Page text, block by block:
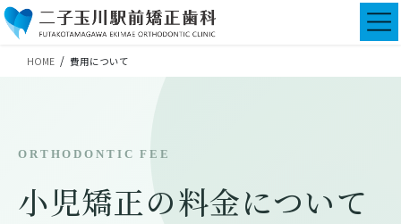
コ
ン
ナ
ビ
HOME 費用について
ORTHODONTIC FEE
小児矯正の料金について